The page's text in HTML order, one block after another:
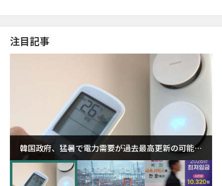
注目記事
韓国政府、猛暑で電力需要が過去最高更新の可能性
に需給対応体制を点検